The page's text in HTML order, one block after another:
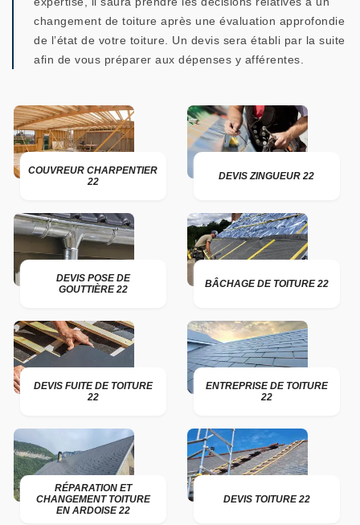
changement de toiture après une évaluation approfondie
de l’état de votre toiture. Un devis sera établi par la suite
afin de vous préparer aux dépenses y afférentes.
COUVREUR CHARPENTIER
22
DEVIS ZINGUEUR 22
DEVIS POSE DE
GOUTTIÈRE 22
BÂCHAGE DE TOITURE 22
DEVIS FUITE DE TOITURE
22
ENTREPRISE DE TOITURE
22
RÉPARATION ET
CHANGEMENT TOITURE
EN ARDOISE 22
DEVIS TOITURE 22